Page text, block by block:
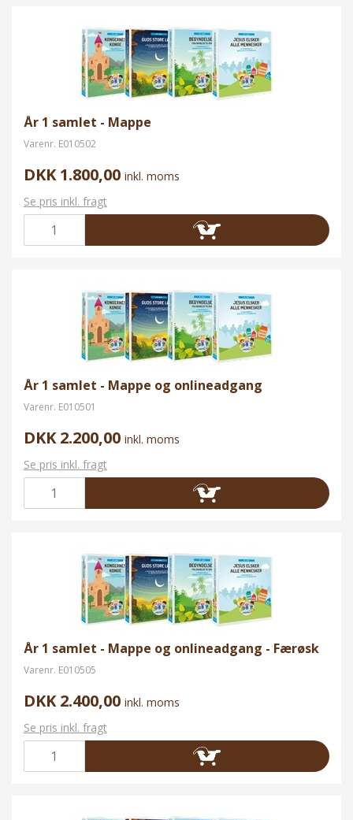
År 1 samlet - Mappe
Varenr. E010502
DKK 1.800,00 inkl. moms
Se pris inkl. fragt
År 1 samlet - Mappe og onlineadgang
Varenr. E010501
DKK 2.200,00 inkl. moms
Se pris inkl. fragt
År 1 samlet - Mappe og onlineadgang - Færøsk
Varenr. E010505
DKK 2.400,00 inkl. moms
Se pris inkl. fragt